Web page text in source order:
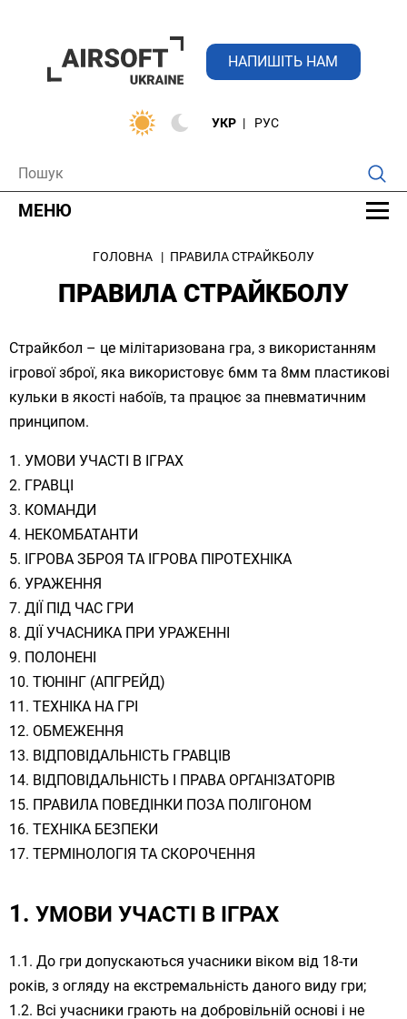
МЕНЮ
НАПИШІТЬ НАМ
УКР РУС
ГОЛОВНА ПРАВИЛА СТРАЙКБОЛУ
ПРАВИЛА СТРАЙКБОЛУ
Страйкбол – це мілітаризована гра, з використанням
ігрової зброї, яка використовує 6мм та 8мм пластикові
кульки в якості набоїв, та працює за пневматичним
принципом.
УМОВИ УЧАСТІ В ІГРАХ
ГРАВЦІ
КОМАНДИ
НЕКОМБАТАНТИ
ІГРОВА ЗБРОЯ ТА ІГРОВА ПІРОТЕХНІКА
УРАЖЕННЯ
ДІЇ ПІД ЧАС ГРИ
ДІЇ УЧАСНИКА ПРИ УРАЖЕННІ
ПОЛОНЕНІ
ТЮНІНГ (АПГРЕЙД)
ТЕХНІКА НА ГРІ
ОБМЕЖЕННЯ
ВІДПОВІДАЛЬНІСТЬ ГРАВЦІВ
ВІДПОВІДАЛЬНІСТЬ І ПРАВА ОРГАНІЗАТОРІВ
ПРАВИЛА ПОВЕДІНКИ ПОЗА ПОЛІГОНОМ
ТЕХНІКА БЕЗПЕКИ
ТЕРМІНОЛОГІЯ ТА СКОРОЧЕННЯ
УМОВИ УЧАСТІ В ІГРАХ
До гри допускаються учасники віком від 18-ти
років, з огляду на екстремальність даного виду гри;
Всі учасники грають на добровільній основі і не